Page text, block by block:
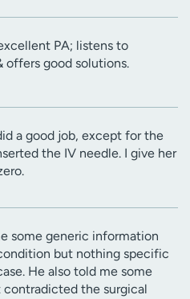
PA; listens to
offers good solutions.
a good job, except for the
the IV needle. I give her
some generic information
but nothing specific
He also told me some
the surgical